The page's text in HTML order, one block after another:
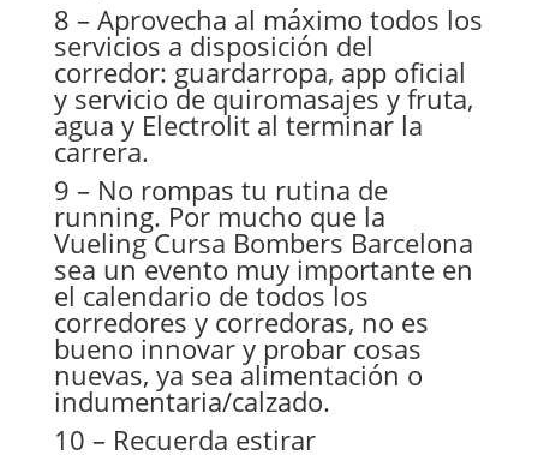
8 – Aprovecha al máximo todos los
servicios a disposición del
corredor: guardarropa, app oficial
y servicio de quiromasajes y fruta,
agua y Electrolit al terminar la
carrera.
9 – No rompas tu rutina de
running. Por mucho que la
Vueling Cursa Bombers Barcelona
sea un evento muy importante en
el calendario de todos los
corredores y corredoras, no es
bueno innovar y probar cosas
nuevas, ya sea alimentación o
indumentaria/calzado.
10 – Recuerda estirar